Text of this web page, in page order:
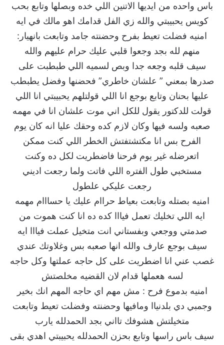
باس واحده من ايديها الاتنين اللي خده وبصلها وتابع بحب
كويس يحبيبتي والله زي الفل قدامك اهو مالك في ايه
امنيه فضلت تعيط بفرح وحضنته جامد وتابعت بانهيار:
منهم لله بجد وجعوا قلبي عليك حرام عليهم والله
سيف قلبه وجعه جدا وبص لسميه اللي طبطبت على
صدرها بمعني ” علشان خاطري” فحضنها وفضل يطبطب
عليها بحنان وتابع بوجع انا اللي قولتلهم يحبيبتي انا اللي
قولت للدكتور يقول للكل اني موت علشان انا في مهمه
صعبه ولسه فيها وكان لازم كده وحقك عليا انه كان يوم
الفرح بس انا مكتشتفتش الخطر اللي كنت ممكن
اتعرضله غير يوم فرحنا فاضطريت لكل ده وكنت
مستخبي طول الفتره اللي فاتت ولما رجعت اديني
رجعت عليكي علطول
امنيه بصتله وتابعت بعياط حراام عليك يا حسااام مهمه
ايه اللي تخليك تعمل فيااا كده ده انا كنت هموت من
صدمتي ووجعي وبفستاني انت متخيل عملت فيااا ايه
سيف بوجع عارف والله انها صعبه بس وغلاوتك عندي
غصب عني انا اضطريت على كل حاجه عملتها وكل حاجه
لسه هعملها قدام لان القضيه مخلصتش
امنيه بدموع فرح : مش مهم اي حاجه المهم انك بخير
وجمبي دي بلدنياا ومافيها وحضنته وفضلت تعيط وتابعت
متخيلتش هشوفك تااني بجد الحمدلله يارب
سيف باس راسها وتابع بحزن الحمدلله يحبيبتي اهدي بقى